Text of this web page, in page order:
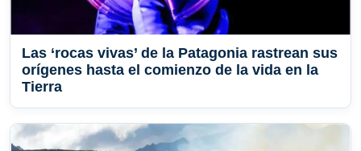
Las ‘rocas vivas’ de la Patagonia rastrean sus
orígenes hasta el comienzo de la vida en la
Tierra